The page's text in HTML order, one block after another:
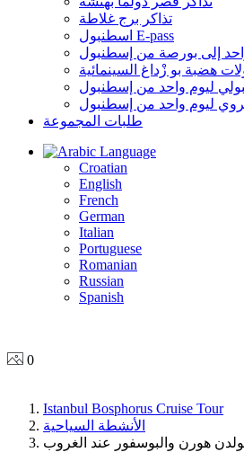
تذاكر برج غلاطة
اسطنبول E-pass
إلى بورصة من إسطنبول
هضبة بو زْداغ السينمائية
ليوم واحد من إسطنبول
ليوم واحد من إسطنبول
طلبات المجموعة
Language
Croatian
English
French
German
Italian
Portuguese
Romanian
Russian
Spanish
0
Istanbul Bosphorus Cruise Tour
الأنشطة السياحية
هورن والبوسفور عند الغروب